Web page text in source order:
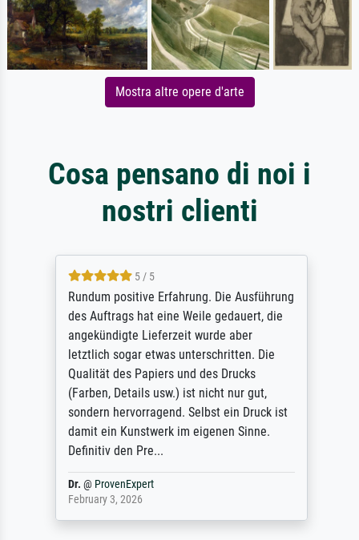
Mostra altre opere d'arte
Cosa pensano di noi i
nostri clienti
5 / 5
Rundum positive Erfahrung. Die Ausführung
des Auftrags hat eine Weile gedauert, die
angekündigte Lieferzeit wurde aber
letztlich sogar etwas unterschritten. Die
Qualität des Papiers und des Drucks
(Farben, Details usw.) ist nicht nur gut,
sondern hervorragend. Selbst ein Druck ist
damit ein Kunstwerk im eigenen Sinne.
Definitiv den Pre...
Dr.@ ProvenExpert
February 3, 2026